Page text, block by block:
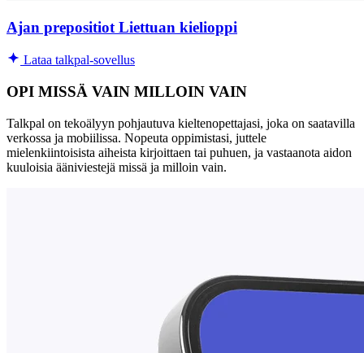
Ajan prepositiot Liettuan kielioppi
Lataa talkpal-sovellus
OPI MISSÄ VAIN MILLOIN VAIN
Talkpal on tekoälyyn pohjautuva kieltenopettajasi, joka on saatavilla
verkossa ja mobiilissa. Nopeuta oppimistasi, juttele
mielenkiintoisista aiheista kirjoittaen tai puhuen, ja vastaanota aidon
kuuloisia ääniviestejä missä ja milloin vain.